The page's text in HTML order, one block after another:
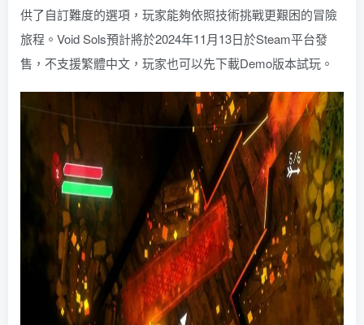
供了自訂難度的選項，玩家能夠依照技術挑戰更艱困的冒險
旅程。Void Sols預計將於2024年11月13日於Steam平台發
售，不支援繁體中文，玩家也可以先下載Demo版本試玩。